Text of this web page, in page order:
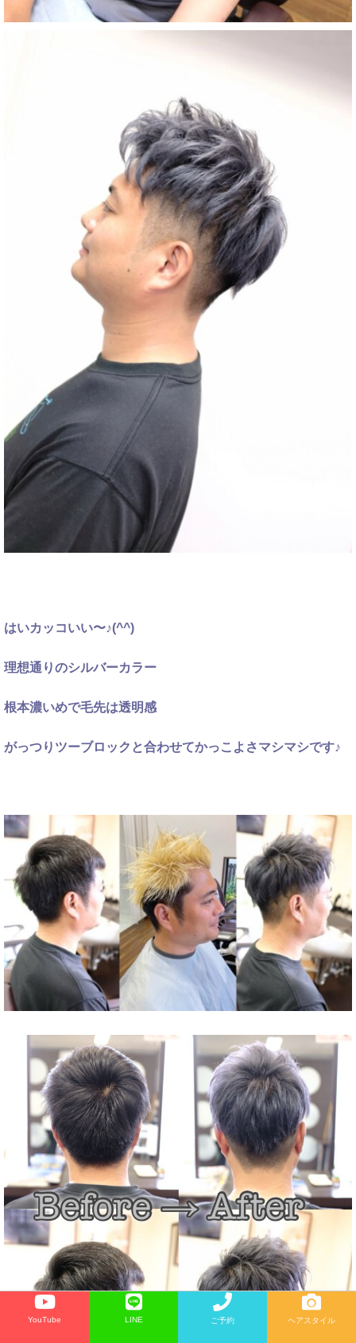
はいカッコいい〜♪(^^)
理想通りのシルバーカラー
根本濃いめで毛先は透明感
がっつりツーブロックと合わせてかっこよさマシマシです♪
YouTube LINE ご予約 ヘアスタイル